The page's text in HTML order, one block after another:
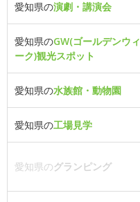
愛知県の演劇・講演会
愛知県のGW(ゴールデンウィ
ーク)観光スポット
愛知県の水族館・動物園
愛知県の工場見学
愛知県のグランピング